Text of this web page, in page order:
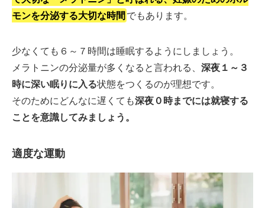
モンを分泌する大切な時間でもあります。
少なくても６～７時間は睡眠するようにしましょう。
メラトニンの分泌量が多くなると言われる、 深夜１～３
時に深い眠りに入る状態をつくるのが理想です。
そのためにどんなに遅くても深夜０時までには就寝する
ことを意識してみましょう。
適度な運動